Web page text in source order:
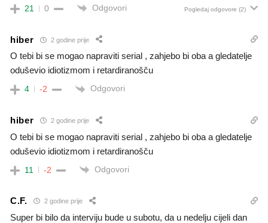
21 0 Odgovori Pogledaj odgovore (2)
hiber 2 godine prije
O tebi bi se mogao napraviti serial , zahjebo bi oba a gledatelje
oduševio idiotizmom i retardiranošču
4 -2 Odgovori
hiber 2 godine prije
O tebi bi se mogao napraviti serial , zahjebo bi oba a gledatelje
oduševio idiotizmom i retardiranošču
11 -2 Odgovori
C.F. 2 godine prije
Super bi bilo da interviju bude u subotu, da u nedelju cijeli dan